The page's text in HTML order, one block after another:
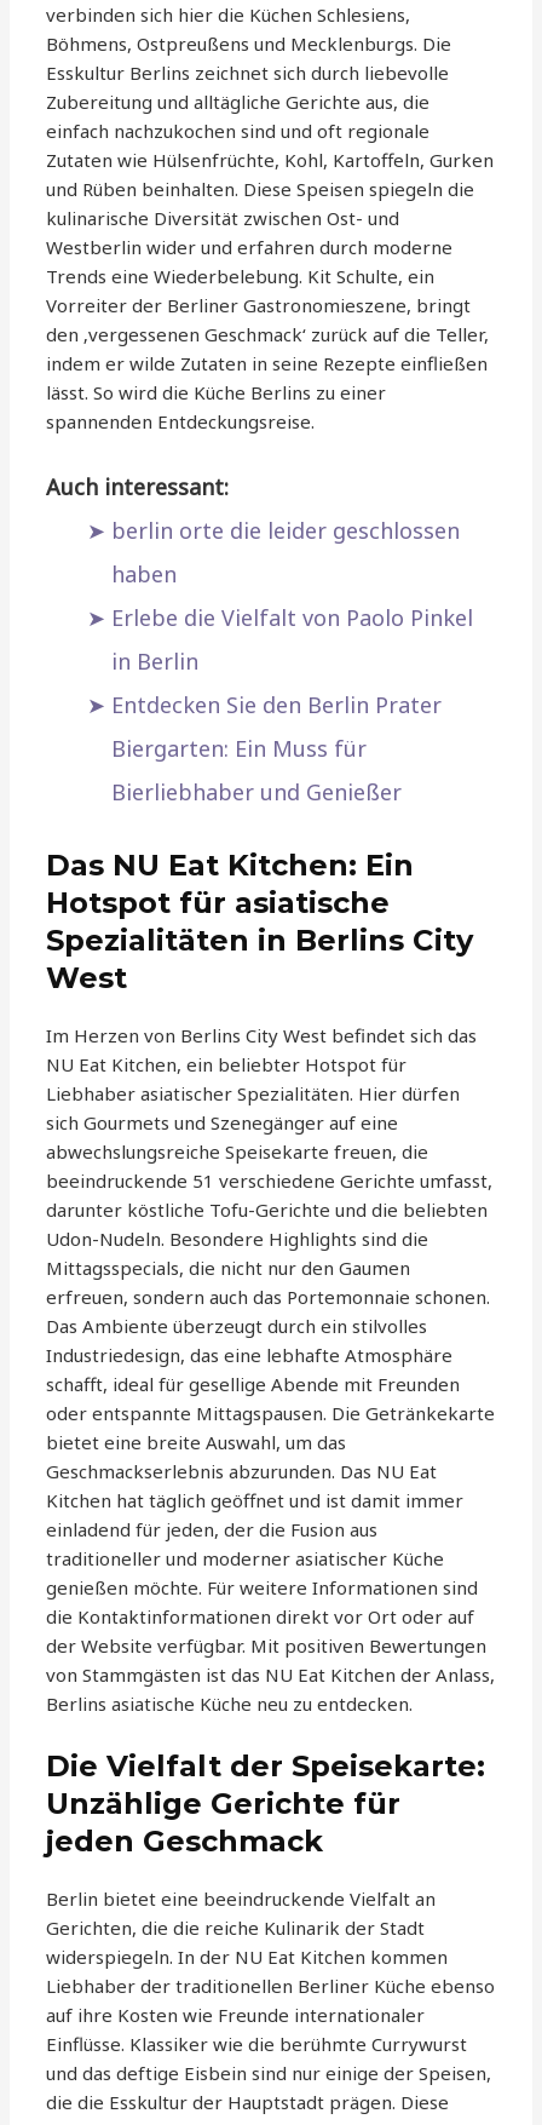
verbinden sich hier die Küchen Schlesiens,
Böhmens, Ostpreußens und Mecklenburgs. Die
Esskultur Berlins zeichnet sich durch liebevolle
Zubereitung und alltägliche Gerichte aus, die
einfach nachzukochen sind und oft regionale
Zutaten wie Hülsenfrüchte, Kohl, Kartoffeln, Gurken
und Rüben beinhalten. Diese Speisen spiegeln die
kulinarische Diversität zwischen Ost- und
Westberlin wider und erfahren durch moderne
Trends eine Wiederbelebung. Kit Schulte, ein
Vorreiter der Berliner Gastronomieszene, bringt
den ‚vergessenen Geschmack‘ zurück auf die Teller,
indem er wilde Zutaten in seine Rezepte einfließen
lässt. So wird die Küche Berlins zu einer
spannenden Entdeckungsreise.
Auch interessant:
berlin orte die leider geschlossen
haben
Erlebe die Vielfalt von Paolo Pinkel
in Berlin
Entdecken Sie den Berlin Prater
Biergarten: Ein Muss für
Bierliebhaber und Genießer
Das NU Eat Kitchen: Ein
Hotspot für asiatische
Spezialitäten in Berlins City
West
Im Herzen von Berlins City West befindet sich das
NU Eat Kitchen, ein beliebter Hotspot für
Liebhaber asiatischer Spezialitäten. Hier dürfen
sich Gourmets und Szenegänger auf eine
abwechslungsreiche Speisekarte freuen, die
beeindruckende 51 verschiedene Gerichte umfasst,
darunter köstliche Tofu-Gerichte und die beliebten
Udon-Nudeln. Besondere Highlights sind die
Mittagsspecials, die nicht nur den Gaumen
erfreuen, sondern auch das Portemonnaie schonen.
Das Ambiente überzeugt durch ein stilvolles
Industriedesign, das eine lebhafte Atmosphäre
schafft, ideal für gesellige Abende mit Freunden
oder entspannte Mittagspausen. Die Getränkekarte
bietet eine breite Auswahl, um das
Geschmackserlebnis abzurunden. Das NU Eat
Kitchen hat täglich geöffnet und ist damit immer
einladend für jeden, der die Fusion aus
traditioneller und moderner asiatischer Küche
genießen möchte. Für weitere Informationen sind
die Kontaktinformationen direkt vor Ort oder auf
der Website verfügbar. Mit positiven Bewertungen
von Stammgästen ist das NU Eat Kitchen der Anlass,
Berlins asiatische Küche neu zu entdecken.
Die Vielfalt der Speisekarte:
Unzählige Gerichte für
jeden Geschmack
Berlin bietet eine beeindruckende Vielfalt an
Gerichten, die die reiche Kulinarik der Stadt
widerspiegeln. In der NU Eat Kitchen kommen
Liebhaber der traditionellen Berliner Küche ebenso
auf ihre Kosten wie Freunde internationaler
Einflüsse. Klassiker wie die berühmte Currywurst
und das deftige Eisbein sind nur einige der Speisen,
die die Esskultur der Hauptstadt prägen. Diese